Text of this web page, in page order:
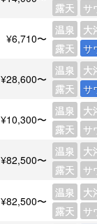
露天
サ
¥6,710〜
温泉
大
露天
サ
¥28,600〜
温泉
大
露天
サ
¥10,300〜
温泉
大
露天
サ
¥82,500〜
温泉
大
露天
サ
¥82,500〜
温泉
大
露天
サ